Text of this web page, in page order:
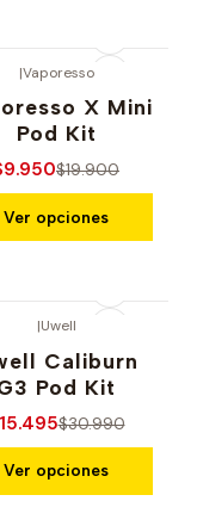
|Vaporesso
X Mini
Pod Kit
$19.900
Ver opciones
|Uwell
Caliburn
Pod Kit
$30.990
Ver opciones